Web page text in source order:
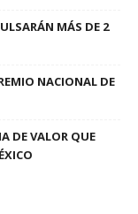
MÁS DE 2
NACIONAL DE
DE VALOR QUE